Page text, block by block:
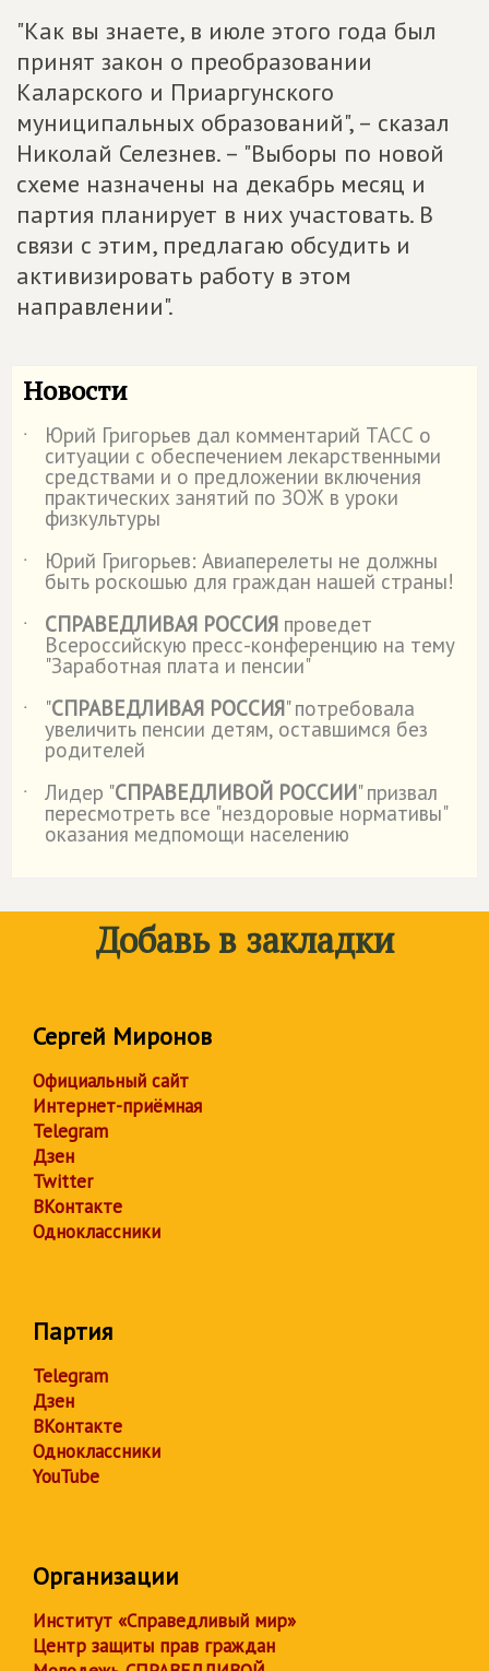
"Как вы знаете, в июле этого года был
принят закон о преобразовании
Каларского и Приаргунского
муниципальных образований", – сказал
Николай Селезнев. – "Выборы по новой
схеме назначены на декабрь месяц и
партия планирует в них участовать. В
связи с этим, предлагаю обсудить и
активизировать работу в этом
направлении".
Новости
˙ Юрий Григорьев дал комментарий ТАСС о
ситуации с обеспечением лекарственными
средствами и о предложении включения
практических занятий по ЗОЖ в уроки
физкультуры
˙
Юрий Григорьев: Авиаперелеты не должны
быть роскошью для граждан нашей страны!
˙
СПРАВЕДЛИВАЯ РОССИЯ проведет
Всероссийскую пресс-конференцию на тему
"Заработная плата и пенсии"
˙
"СПРАВЕДЛИВАЯ РОССИЯ" потребовала
увеличить пенсии детям, оставшимся без
родителей
˙
Лидер "СПРАВЕДЛИВОЙ РОССИИ" призвал
пересмотреть все "нездоровые нормативы"
оказания медпомощи населению
Добавь в закладки
Сергей Миронов
Официальный сайт
Интернет-приёмная
Telegram
Дзен
Twitter
ВКонтакте
Одноклассники
Партия
Telegram
Дзен
ВКонтакте
Одноклассники
YouTube
Организации
Институт «Справедливый мир»
Центр защиты прав граждан